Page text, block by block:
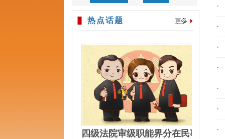
热点话题
四级法院审级职能界分在民事
·
·
·
·
·
·
·